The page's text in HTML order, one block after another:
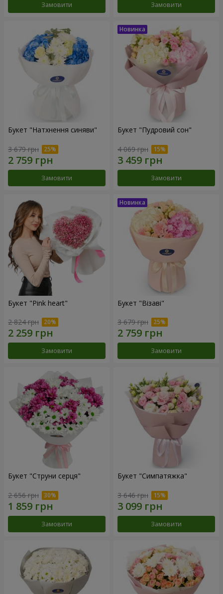
Замовити Замовити
Букет "Натхнення синяви"
3 679 грн
Замовити
Букет "Пудровий сон"
4 069 грн
Замовити
Букет "Pink heart"
2 824 грн
Замовити
Букет "Візаві"
3 679 грн
Замовити
Букет "Струни серця"
2 656 грн
Замовити
Букет "Симпатяжка"
3 646 грн
Замовити